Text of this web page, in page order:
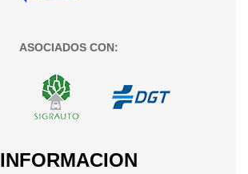
ASOCIADOS CON:
INFORMACION